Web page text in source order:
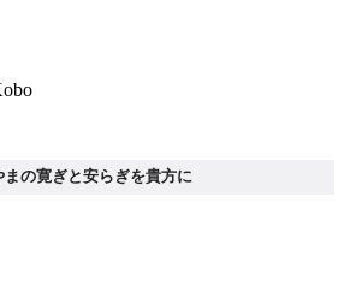
まの寛ぎと安らぎを貴方に